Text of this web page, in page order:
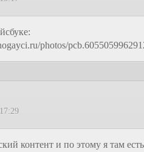
photos/
контент и по этому я там есть